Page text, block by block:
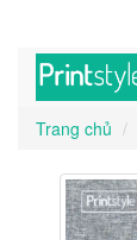
Trang chủ